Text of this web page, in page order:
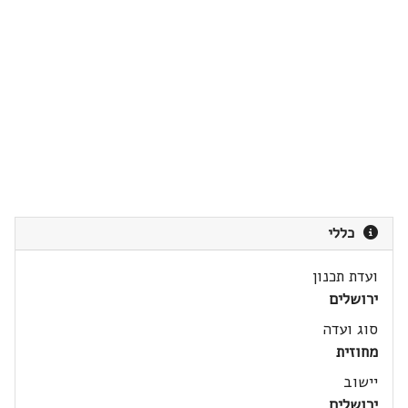
כללי
ועדת תכנון
ירושלים
סוג ועדה
מחוזית
יישוב